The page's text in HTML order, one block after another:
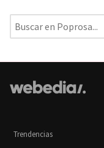
Trendencias